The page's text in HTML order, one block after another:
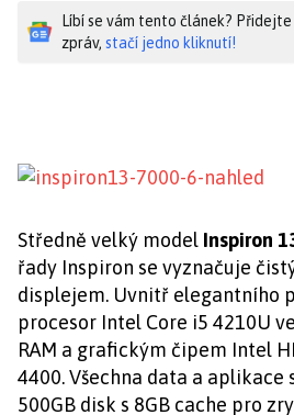
Líbí se vám tento článek? Přidejte
zpráv, stačí jedno kliknutí!
Středně velký model Inspiron
řady Inspiron se vyznačuje
displejem. Uvnitř elegantního
procesor Intel Core i5 4210U
RAM a grafickým čipem Intel
4400. Všechna data a aplikace
500GB disk s 8GB cache pro